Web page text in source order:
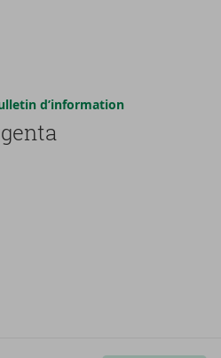
d’information